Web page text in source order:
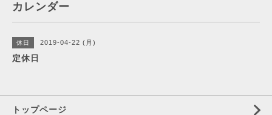
カレンダー
休日 2019-04-22 (月)
定休日
トップページ